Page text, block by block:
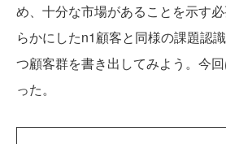
め、十分な市場があることを示す
らかにしたn1顧客と同様の課題認
つ顧客群を書き出してみよう。今
った。